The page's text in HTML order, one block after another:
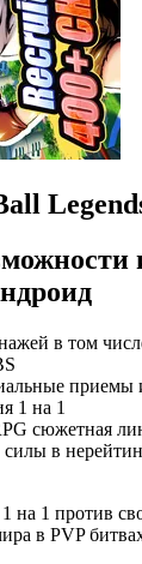
в том
приемы
1 на 1
сюжетная
в
на 1 против
в PVP